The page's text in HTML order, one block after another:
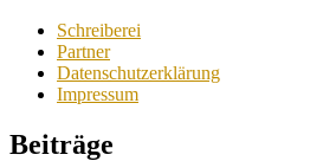
Schreiberei
Partner
Datenschutzerklärung
Impressum
Beiträge